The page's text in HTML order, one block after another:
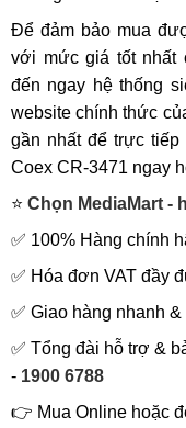
Để đảm bảo mua
với mức giá tốt nhất
đến ngay hệ thống
website chính thức
gần nhất để trực
Coex CR-3471 ngay
⭐ Chọn MediaMart -
✅ 100% Hàng chính
✅ Hóa đơn VAT đầy
✅ Giao hàng nhanh
✅ Tổng đài hỗ trợ &
- 1900 6788
👉 Mua Online hoặc